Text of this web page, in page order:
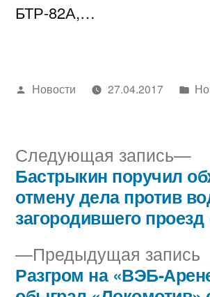
БТР-82А,…
Написано
Новости 27.04.2017
Навигация
по
записям
Предыдущая запись
Разгром на «ВЭБ-
Следующая запись
Бастрыкин поручил
отмену дела против
загородившего проезд